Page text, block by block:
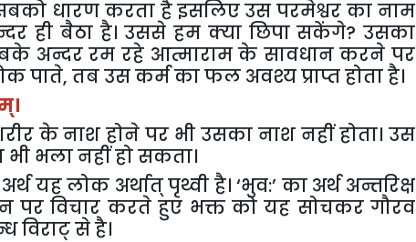
धारण करता है इसलिए उस परमेश्वर का नाम
ही बैठा है। उससे हम क्या छिपा सकेंगे? उसका
अन्दर रम रहे आत्माराम के सावधान करने पर
पाते, तब उस कर्म का फल अवश्य प्राप्त होता है।
के नाश होने पर भी उसका नाश नहीं होता। उस
भला नहीं हो सकता।
यह लोक अर्थात् पृथ्वी है। ‘भुव:’ का अर्थ अन्तरिक्ष
पर विचार करते हुए भक्त को यह सोचकर गौरव
विराट् से है।